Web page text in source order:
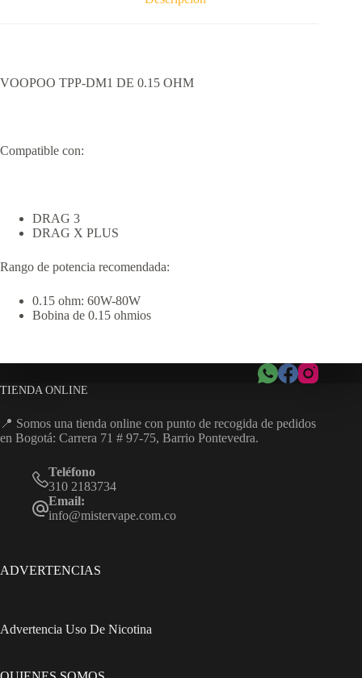
VOOPOO TPP-DM1 DE 0.15 OHM
Compatible con:
DRAG 3
DRAG X PLUS
Rango de potencia recomendada:
0.15 ohm: 60W-80W
Bobina de 0.15 ohmios
TIENDA ONLINE
📍 Somos una tienda online con punto de recogida de pedidos
en Bogotá: Carrera 71 # 97-75, Barrio Pontevedra.
Teléfono
310 2183734
Email:
info@mistervape.com.co
ADVERTENCIAS
Advertencia Uso De Nicotina